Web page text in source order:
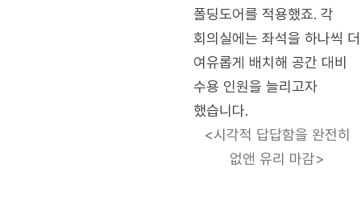
폴딩도어를 적용했죠. 각
회의실에는 좌석을 하나씩 더
여유롭게 배치해 공간 대비
수용 인원을 늘리고자
했습니다.
<시각적 답답함을 완전히
없앤 유리 마감>